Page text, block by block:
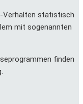
Verhalten statistisch
mit sogenannten
finden